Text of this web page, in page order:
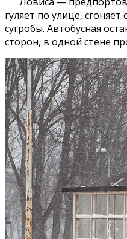
гуляет по улице,
сугробы. Автобусная
сторон, в одной стене